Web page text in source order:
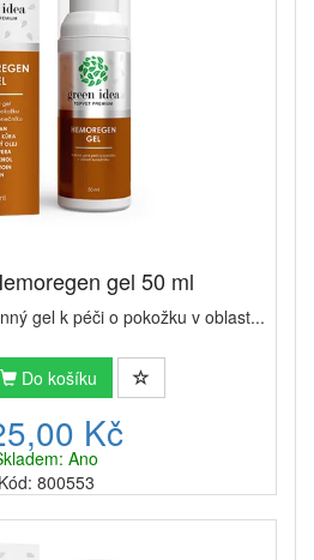
gel 50 ml
gel k péči o pokožku v oblast...
Do košíku
Kč
Ano
Kód: 800553